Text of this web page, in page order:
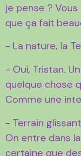
je pense ?
que ça fait
- La nature, la
- Oui, Tristan.
quelque chose
Comme une
- Terrain
On entre dans
certaine que